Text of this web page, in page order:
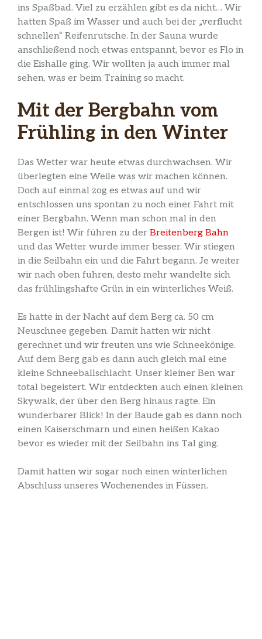
ins Spaßbad. Viel zu erzählen gibt es da nicht… Wir
hatten Spaß im Wasser und auch bei der „verflucht
schnellen“ Reifenrutsche. In der Sauna wurde
anschließend noch etwas entspannt, bevor es Flo in
die Eishalle ging. Wir wollten ja auch immer mal
sehen, was er beim Training so macht.
Mit der Bergbahn vom
Frühling in den Winter
Das Wetter war heute etwas durchwachsen. Wir
überlegten eine Weile was wir machen können.
Doch auf einmal zog es etwas auf und wir
entschlossen uns spontan zu noch einer Fahrt mit
einer Bergbahn. Wenn man schon mal in den
Bergen ist! Wir führen zu der Breitenberg Bahn
und das Wetter wurde immer besser. Wir stiegen
in die Seilbahn ein und die Fahrt begann. Je weiter
wir nach oben fuhren, desto mehr wandelte sich
das frühlingshafte Grün in ein winterliches Weiß.
Es hatte in der Nacht auf dem Berg ca. 50 cm
Neuschnee gegeben. Damit hatten wir nicht
gerechnet und wir freuten uns wie Schneekönige.
Auf dem Berg gab es dann auch gleich mal eine
kleine Schneeballschlacht. Unser kleiner Ben war
total begeistert. Wir entdeckten auch einen kleinen
Skywalk, der über den Berg hinaus ragte. Ein
wunderbarer Blick! In der Baude gab es dann noch
einen Kaiserschmarn und einen heißen Kakao
bevor es wieder mit der Seilbahn ins Tal ging.
Damit hatten wir sogar noch einen winterlichen
Abschluss unseres Wochenendes in Füssen.